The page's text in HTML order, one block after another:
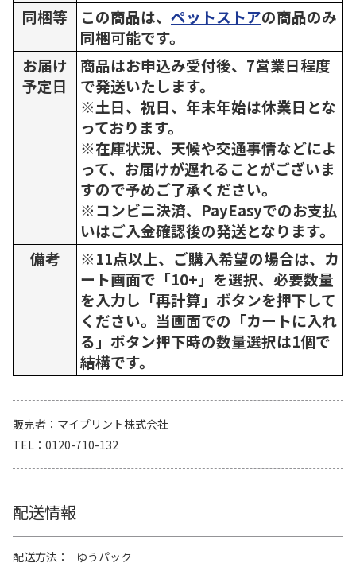
同梱等
この商品は、 ペットストアの商品のみ
同梱可能です。
お届け
予定日
商品はお申込み受付後、7営業日程度
で発送いたします。
※土日、祝日、年末年始は休業日とな
っております。
※在庫状況、天候や交通事情などによ
って、お届けが遅れることがございま
すので予めご了承ください。
※コンビニ決済、PayEasyでのお支払
いはご入金確認後の発送となります。
備考
※11点以上、ご購入希望の場合は、カ
ート画面で「10+」を選択、必要数量
を入力し「再計算」ボタンを押下して
ください。当画面での「カートに入れ
る」ボタン押下時の数量選択は1個で
結構です。
販売者
マイプリント株式会社
TEL
0120-710-132
配送情報
配送方法
ゆうパック